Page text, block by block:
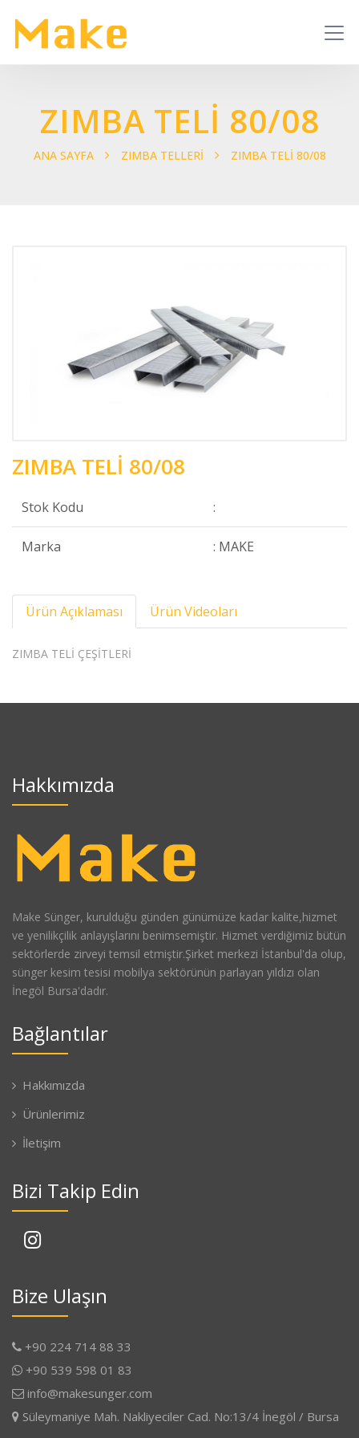
ZIMBA TELİ 80/08
ANA SAYFA ZIMBA TELLERİ ZIMBA TELİ 80/08
ZIMBA TELİ 80/08
Stok Kodu :
Marka : MAKE
Ürün Açıklaması Ürün Videoları
ZIMBA TELİ ÇEŞİTLERİ
Hakkımızda
Make Sünger, kurulduğu günden günümüze kadar kalite,hizmet
ve yenilikçilik anlayışlarını benimsemiştir. Hizmet verdiğimiz bütün
sektörlerde zirveyi temsil etmiştir.Şirket merkezi İstanbul'da olup,
sünger kesim tesisi mobilya sektörünün parlayan yıldızı olan
İnegöl Bursa'dadır.
Bağlantılar
Hakkımızda
Ürünlerimiz
İletişim
Bizi Takip Edin
Bize Ulaşın
+90 224 714 88 33
+90 539 598 01 83
info@makesunger.com
Süleymaniye Mah. Nakliyeciler Cad. No:13/4 İnegöl / Bursa